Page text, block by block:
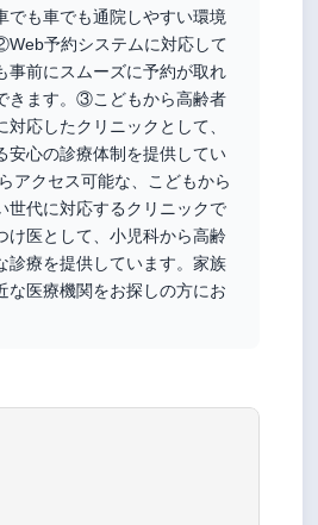
でも車でも通院しやすい環境
予約システムに対応して
事前にスムーズに予約が取れ
きます。③こどもから高齢者
対応したクリニックとして、
安心の診療体制を提供してい
アクセス可能な、こどもから
世代に対応するクリニックで
け医として、小児科から高齢
診療を提供しています。家族
な医療機関をお探しの方にお